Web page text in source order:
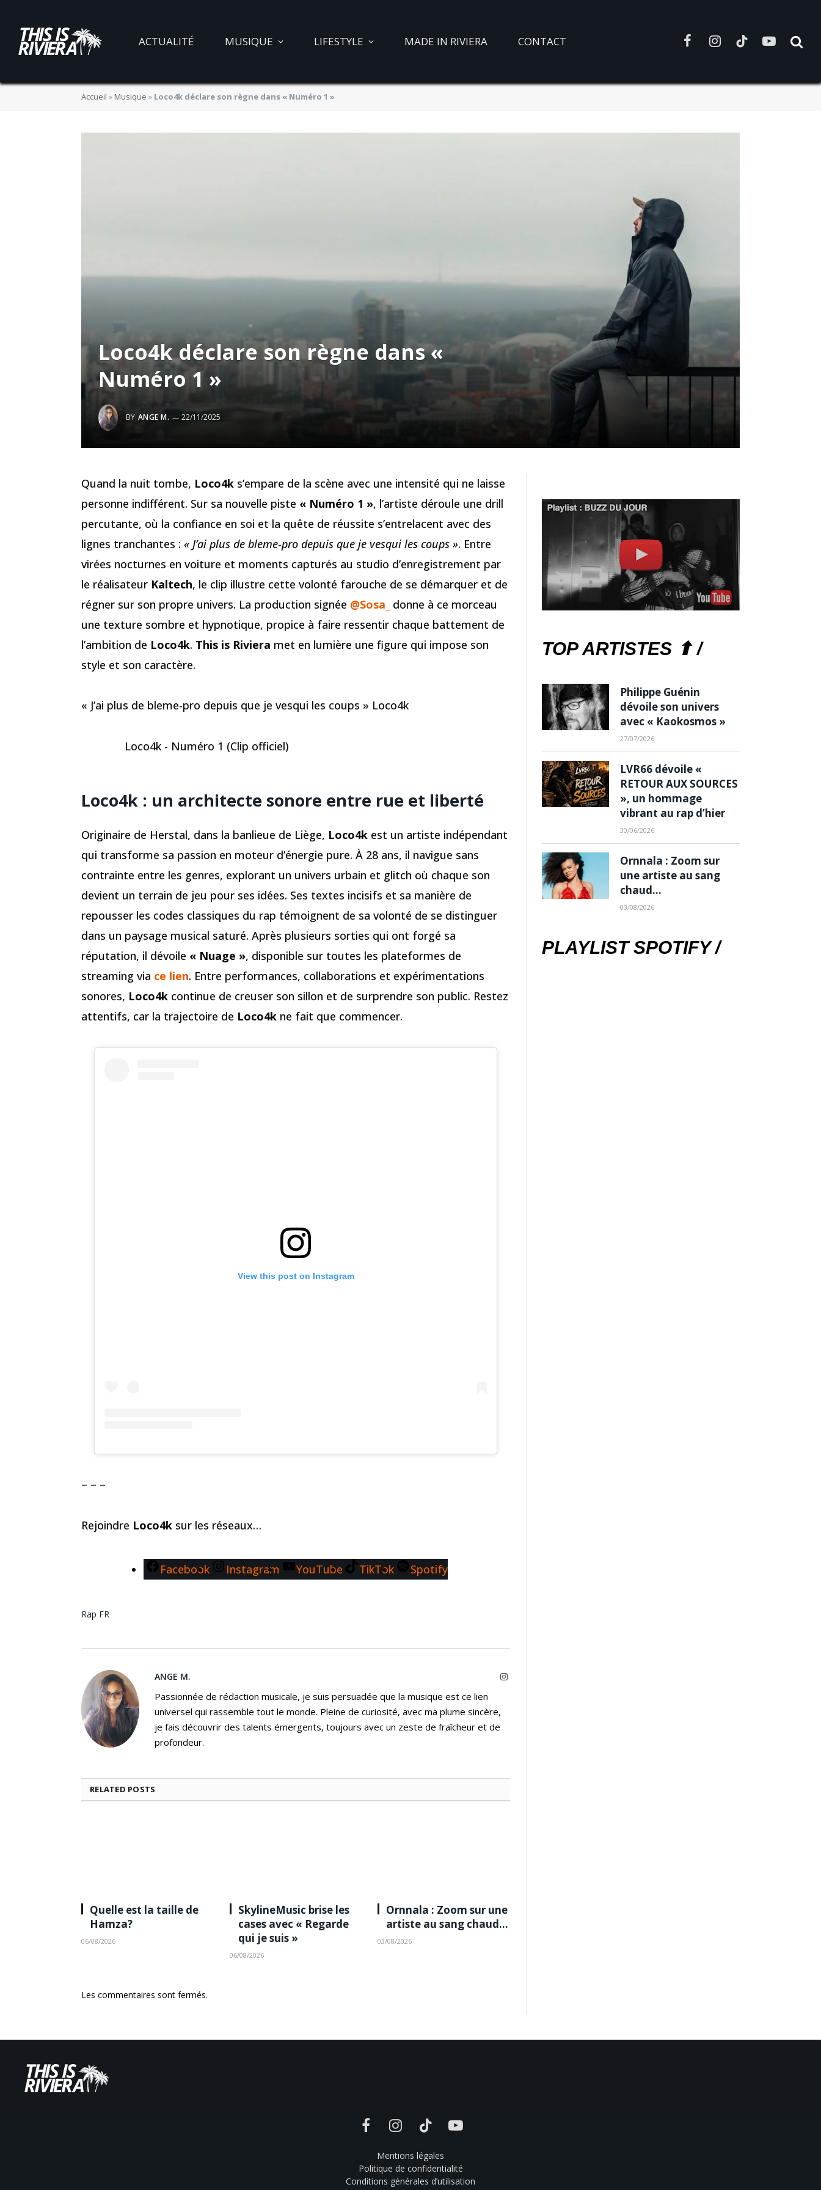
ACTUALITÉ MUSIQUE LIFESTYLE MADE IN RIVIERA CONTACT FacebookInstagramTikTokYouTube
Accueil » Musique » Loco4k déclare son règne dans « Numéro 1 »
Loco4k déclare son règne dans «
Numéro 1 »
BY ANGE M. 22/11/2025
Quand la nuit tombe, Loco4k s’empare de la scène avec une intensité qui ne laisse
personne indifférent. Sur sa nouvelle piste « Numéro 1 », l’artiste déroule une drill
percutante, où la confiance en soi et la quête de réussite s’entrelacent avec des
lignes tranchantes : « J’ai plus de bleme-pro depuis que je vesqui les coups ». Entre
virées nocturnes en voiture et moments capturés au studio d’enregistrement par
le réalisateur Kaltech, le clip illustre cette volonté farouche de se démarquer et de
régner sur son propre univers. La production signée @Sosa_ donne à ce morceau
une texture sombre et hypnotique, propice à faire ressentir chaque battement de
l’ambition de Loco4k. This is Riviera met en lumière une figure qui impose son
style et son caractère.
« J’ai plus de bleme-pro depuis que je vesqui les coups » Loco4k
Loco4k - Numéro 1 (Clip officiel)
Loco4k : un architecte sonore entre rue et liberté
Originaire de Herstal, dans la banlieue de Liège, Loco4k est un artiste indépendant
qui transforme sa passion en moteur d’énergie pure. À 28 ans, il navigue sans
contrainte entre les genres, explorant un univers urbain et glitch où chaque son
devient un terrain de jeu pour ses idées. Ses textes incisifs et sa manière de
repousser les codes classiques du rap témoignent de sa volonté de se distinguer
dans un paysage musical saturé. Après plusieurs sorties qui ont forgé sa
réputation, il dévoile « Nuage », disponible sur toutes les plateformes de
streaming via ce lien. Entre performances, collaborations et expérimentations
sonores, Loco4k continue de creuser son sillon et de surprendre son public. Restez
attentifs, car la trajectoire de Loco4k ne fait que commencer.
View this post on Instagram
– – –
Rejoindre Loco4k sur les réseaux…
Facebook Instagram YouTube TikTok Spotify
Rap FR
ANGE M. Instagram
Passionnée de rédaction musicale, je suis persuadée que la musique est ce lien
universel qui rassemble tout le monde. Pleine de curiosité, avec ma plume sincère,
je fais découvrir des talents émergents, toujours avec un zeste de fraîcheur et de
profondeur.
RELATED POSTS
Quelle est la taille de
Hamza?
06/08/2026
SkylineMusic brise les
cases avec « Regarde
qui je suis »
06/08/2026
Ornnala : Zoom sur une
artiste au sang chaud…
03/08/2026
Les commentaires sont fermés.
TOP ARTISTES ⬆ /
Philippe Guénin
dévoile son univers
avec « Kaokosmos »
27/07/2026
LVR66 dévoile «
RETOUR AUX SOURCES
», un hommage
vibrant au rap d’hier
30/06/2026
Ornnala : Zoom sur
une artiste au sang
chaud…
03/08/2026
PLAYLIST SPOTIFY /
FacebookInstagramTikTok YouTube
Mentions légales
Politique de confidentialité
Conditions générales d’utilisation